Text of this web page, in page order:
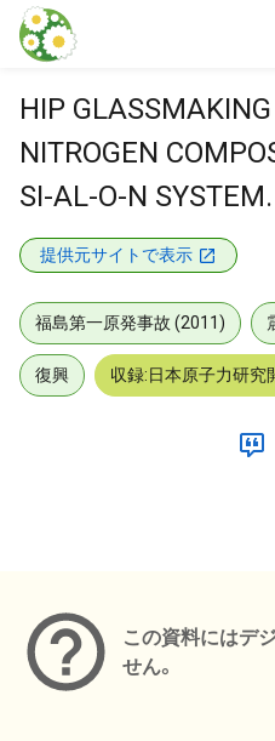
本文に飛ぶ
HIP
NITROGEN
SI-AL-O-N SYSTEM.
提供元サイトで表示
福島第一原発事故 (2011)
復興 収録:日本原子力研究
この資料にはデ
せん。